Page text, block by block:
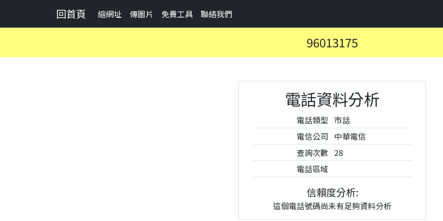
回首頁 縮網址 傳圖片 免費工具 聯絡我們
96013175
電話資料分析
電話類型 市話
電信公司 中華電信
查詢次數 28
電話區域
信賴度分析:
這個電話號碼尚未有足夠資料分析